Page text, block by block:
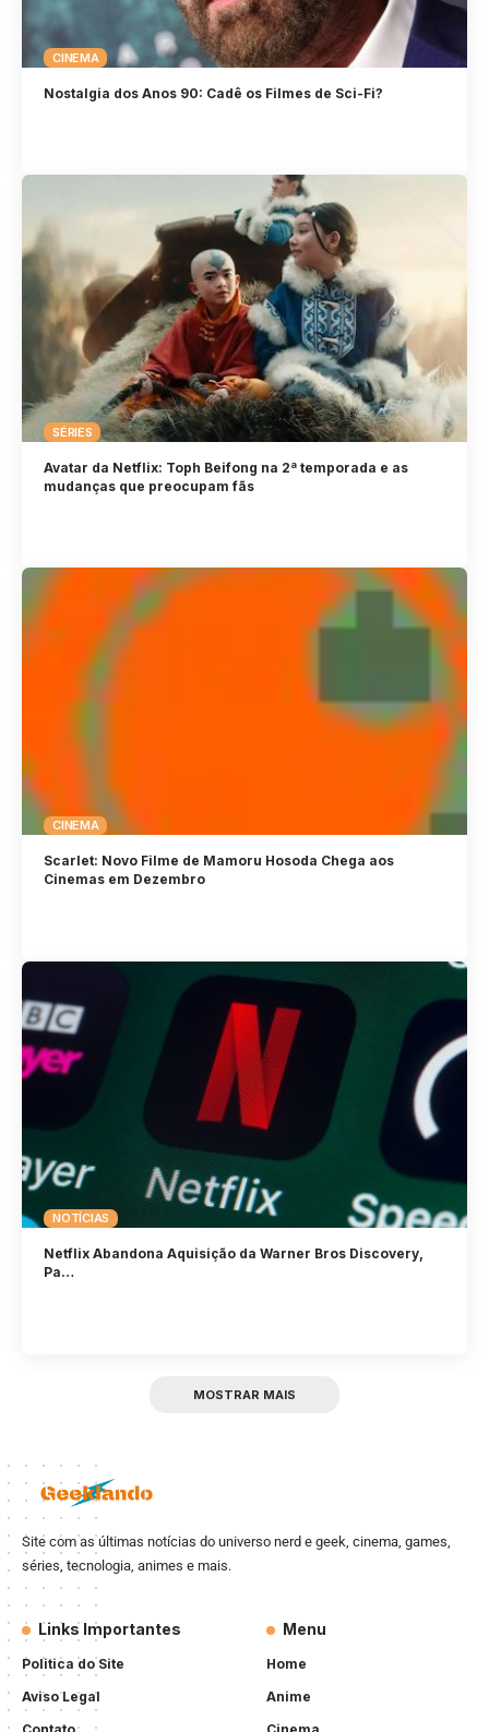
CINEMA
Nostalgia dos Anos 90: Cadê os Filmes de Sci-Fi?
SÉRIES
Avatar da Netflix: Toph Beifong na 2ª temporada e as
mudanças que preocupam fãs
CINEMA
Scarlet: Novo Filme de Mamoru Hosoda Chega aos
Cinemas em Dezembro
NOTÍCIAS
Netflix Abandona Aquisição da Warner Bros Discovery,
Pa…
MOSTRAR MAIS
Site com as últimas notícias do universo nerd e geek, cinema, games,
séries, tecnologia, animes e mais.
Links Importantes
Politica do Site
Aviso Legal
Menu
Home
Anime